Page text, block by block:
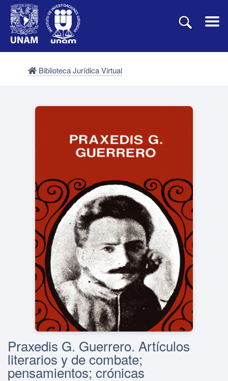
Biblioteca Jurídica Virtual
Praxedis G. Guerrero. Artículos
literarios y de combate;
pensamientos; crónicas